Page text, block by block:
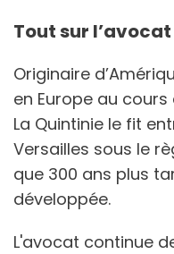
Tout sur l’avocat
Originaire
en Europe au cours
La Quintinie le fit
Versailles sous le
que 300 ans plus
développée.
L'avocat continue